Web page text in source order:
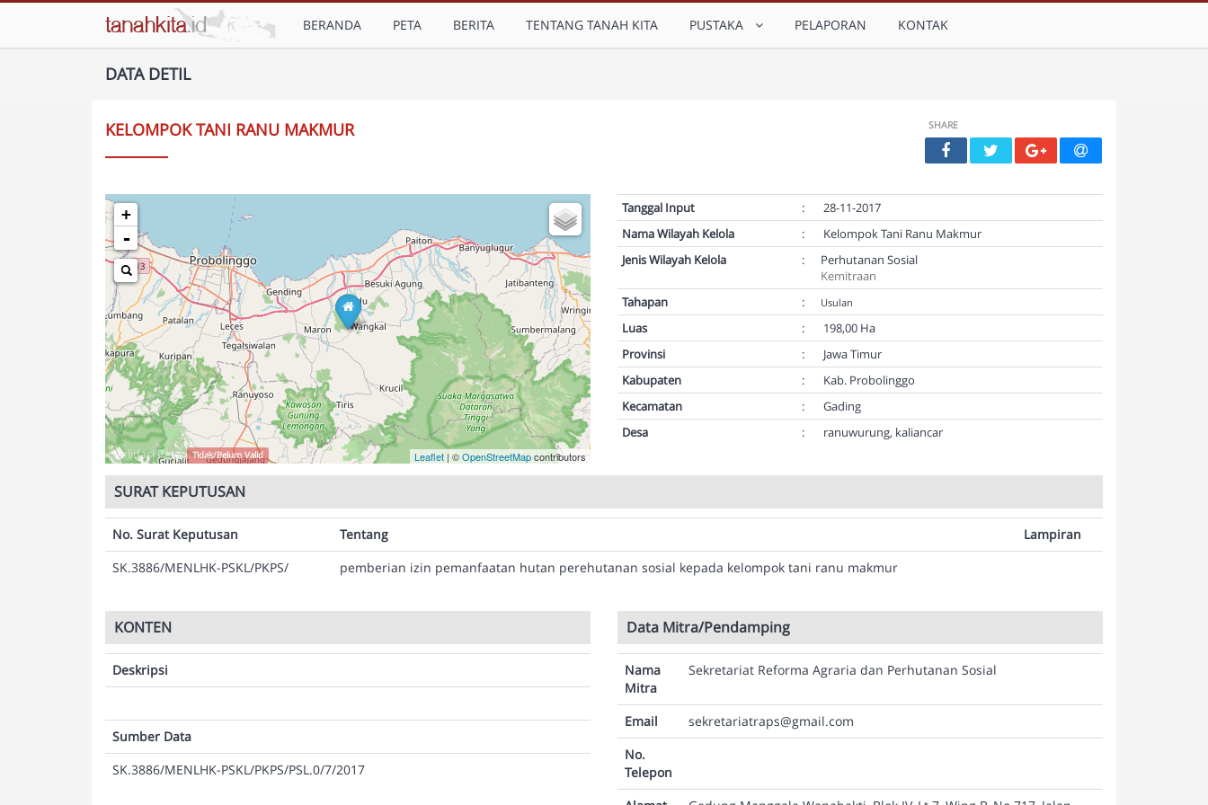
BERANDA PETA BERITA TENTANG TANAH KITA PUSTAKA PELAPORAN KONTAK
DATA DETIL
KELOMPOK TANI RANU MAKMUR SHARE
+
-
Leaflet | ©OpenStreetMapcontributors
Validasi Peta: Tidak/Belum Valid
Tanggal Input :
28-11-2017
Nama Wilayah Kelola
:
Kelompok Tani Ranu Makmur
Jenis Wilayah Kelola
:
Perhutanan Sosial
Kemitraan
Tahapan
: Usulan
Luas :
198,00 Ha
Provinsi
:
Jawa Timur
Kabupaten
:
Kab. Probolinggo
Kecamatan
:
Gading
Desa
: ranuwurung, kaliancar
SURAT KEPUTUSAN
No. Surat Keputusan Tentang
Lampiran
SK.3886/MENLHK-PSKL/PKPS/
pemberian izin pemanfaatan hutan perehutanan sosial kepada kelompok tani ranu makmur
KONTEN
Deskripsi
Sumber Data
SK.3886/MENLHK-PSKL/PKPS/PSL.0/7/2017
Data Mitra/Pendamping
Nama
Mitra
Sekretariat Reforma Agraria dan Perhutanan Sosial
Email
sekretariatraps@gmail.com
No.
Telepon